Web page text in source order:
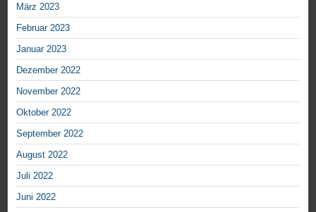
März 2023
Februar 2023
Januar 2023
Dezember 2022
November 2022
Oktober 2022
September 2022
August 2022
Juli 2022
Juni 2022